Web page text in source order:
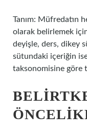
Tanım: Müfredatın
olarak belirlemek
deyişle, ders, dikey
sütundaki içeriğin
taksonomisine göre